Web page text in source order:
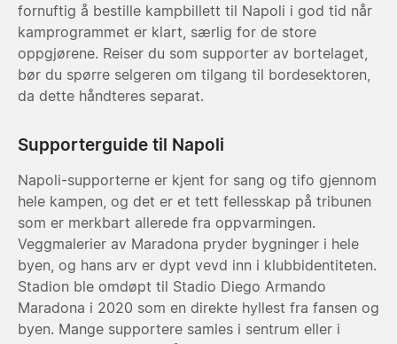
fornuftig å bestille kampbillett til Napoli i god tid når
kamprogrammet er klart, særlig for de store
oppgjørene. Reiser du som supporter av bortelaget,
bør du spørre selgeren om tilgang til bordesektoren,
da dette håndteres separat.
Supporterguide til Napoli
Napoli-supporterne er kjent for sang og tifo gjennom
hele kampen, og det er et tett fellesskap på tribunen
som er merkbart allerede fra oppvarmingen.
Veggmalerier av Maradona pryder bygninger i hele
byen, og hans arv er dypt vevd inn i klubbidentiteten.
Stadion ble omdøpt til Stadio Diego Armando
Maradona i 2020 som en direkte hyllest fra fansen og
byen. Mange supportere samles i sentrum eller i